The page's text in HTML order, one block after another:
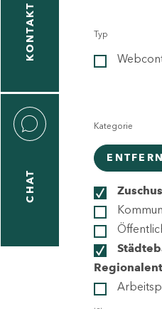
KONTAKT
CHAT
Typ
Kategorie